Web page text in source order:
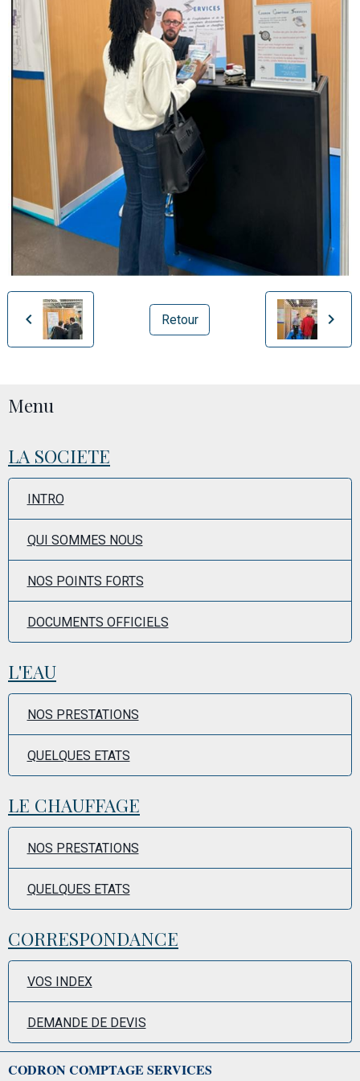
Retour
Menu
LA SOCIETE
INTRO
QUI SOMMES NOUS
NOS POINTS FORTS
DOCUMENTS OFFICIELS
L'EAU
NOS PRESTATIONS
QUELQUES ETATS
LE CHAUFFAGE
NOS PRESTATIONS
QUELQUES ETATS
CORRESPONDANCE
VOS INDEX
DEMANDE DE DEVIS
CODRON COMPTAGE SERVICES